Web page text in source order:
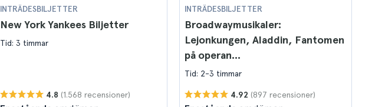
INTRÄDESBILJETTER
New York Yankees Biljetter
Tid: 3 timmar
4.8 (1.568 recensioner)
INTRÄDESBILJETTER
Broadwaymusikaler:
Lejonkungen, Aladdin, Fantomen
på operan...
Tid: 2-3 timmar
4.92 (897 recensioner)